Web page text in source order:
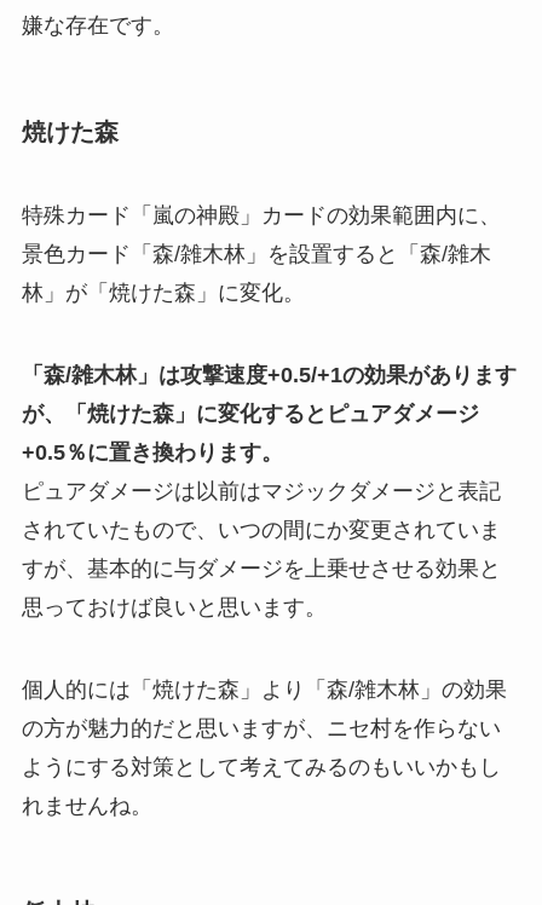
嫌な存在です。
焼けた森
特殊カード「嵐の神殿」カードの効果範囲内に、
景色カード「森/雑木林」を設置すると「森/雑木
林」が「焼けた森」に変化。
「森/雑木林」は攻撃速度+0.5/+1の効果があります
が、「焼けた森」に変化するとピュアダメージ
+0.5％に置き換わります。
ピュアダメージは以前はマジックダメージと表記
されていたもので、いつの間にか変更されていま
すが、基本的に与ダメージを上乗せさせる効果と
思っておけば良いと思います。
個人的には「焼けた森」より「森/雑木林」の効果
の方が魅力的だと思いますが、ニセ村を作らない
ようにする対策として考えてみるのもいいかもし
れませんね。